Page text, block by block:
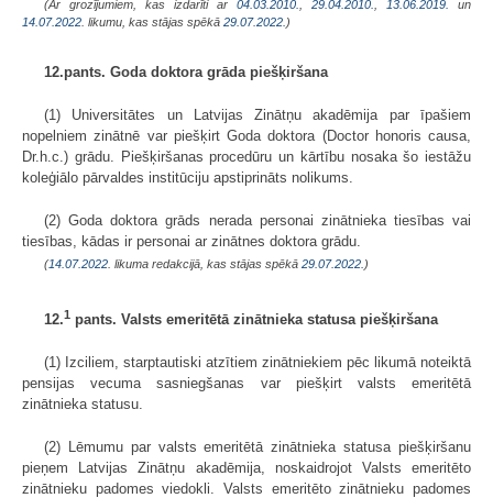
(Ar grozījumiem, kas izdarīti ar 04.03.2010., 29.04.2010., 13.06.2019. un
14.07.2022. likumu, kas stājas spēkā 29.07.2022.)
12.pants. Goda doktora grāda piešķiršana
(1) Universitātes un Latvijas Zinātņu akadēmija par īpašiem
nopelniem zinātnē var piešķirt Goda doktora (Doctor honoris causa,
Dr.h.c.) grādu. Piešķiršanas procedūru un kārtību nosaka šo iestāžu
koleģiālo pārvaldes institūciju apstiprināts nolikums.
(2) Goda doktora grāds nerada personai zinātnieka tiesības vai
tiesības, kādas ir personai ar zinātnes doktora grādu.
(14.07.2022. likuma redakcijā, kas stājas spēkā 29.07.2022.)
12.1 pants. Valsts emeritētā zinātnieka statusa piešķiršana
(1) Izciliem, starptautiski atzītiem zinātniekiem pēc likumā noteiktā
pensijas vecuma sasniegšanas var piešķirt valsts emeritētā
zinātnieka statusu.
(2) Lēmumu par valsts emeritētā zinātnieka statusa piešķiršanu
pieņem Latvijas Zinātņu akadēmija, noskaidrojot Valsts emeritēto
zinātnieku padomes viedokli. Valsts emeritēto zinātnieku padomes